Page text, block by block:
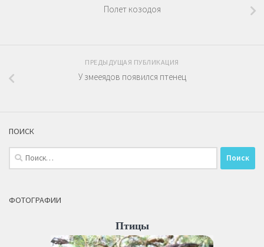
Полет козодоя
ПРЕДЫДУЩАЯ ПУБЛИКАЦИЯ
У змееядов появился птенец
ПОИСК
Найти:
ФОТОГРАФИИ
Птицы